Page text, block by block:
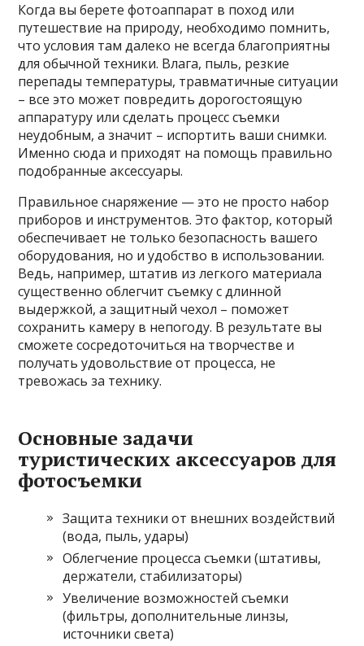
Когда вы берете фотоаппарат в поход или
путешествие на природу, необходимо помнить,
что условия там далеко не всегда благоприятны
для обычной техники. Влага, пыль, резкие
перепады температуры, травматичные ситуации
– все это может повредить дорогостоящую
аппаратуру или сделать процесс съемки
неудобным, а значит – испортить ваши снимки.
Именно сюда и приходят на помощь правильно
подобранные аксессуары.
Правильное снаряжение — это не просто набор
приборов и инструментов. Это фактор, который
обеспечивает не только безопасность вашего
оборудования, но и удобство в использовании.
Ведь, например, штатив из легкого материала
существенно облегчит съемку с длинной
выдержкой, а защитный чехол – поможет
сохранить камеру в непогоду. В результате вы
сможете сосредоточиться на творчестве и
получать удовольствие от процесса, не
тревожась за технику.
Основные задачи
туристических аксессуаров для
фотосъемки
Защита техники от внешних воздействий
(вода, пыль, удары)
Облегчение процесса съемки (штативы,
держатели, стабилизаторы)
Увеличение возможностей съемки
(фильтры, дополнительные линзы,
источники света)